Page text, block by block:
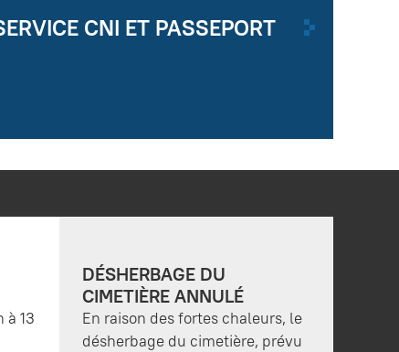
CNI ET PASSEPORT
à 13
DÉSHERBAGE DU
CIMETIÈRE ANNULÉ
En raison des fortes chaleurs, le
désherbage du cimetière, prévu